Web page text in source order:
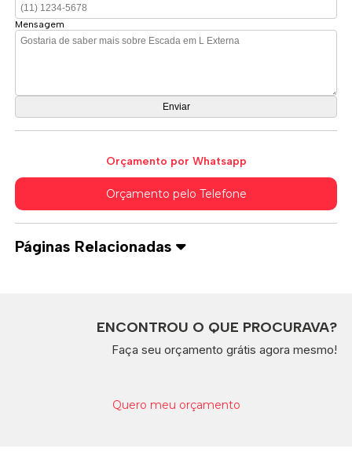
Mensagem
Orçamento por Whatsapp
Orçamento pelo Telefone
Páginas Relacionadas
ENCONTROU O QUE PROCURAVA?
Faça seu orçamento grátis agora mesmo!
Quero meu orçamento